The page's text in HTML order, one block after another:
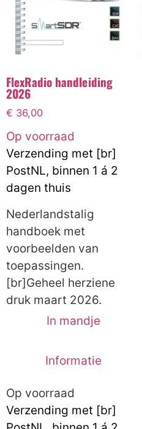
FlexRadio handleiding
2026
€ 36,00
Op voorraad
Verzending met [br]
PostNL, binnen 1 á 2
dagen thuis
Nederlandstalig
handboek met
voorbeelden van
toepassingen.
[br]Geheel herziene
druk maart 2026.
In mandje
Informatie
Op voorraad
Verzending met [br]